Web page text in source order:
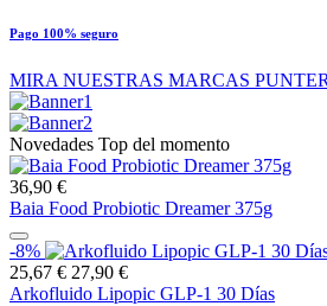
Pago 100% seguro
MIRA NUESTRAS MARCAS
Novedades Top del momento
36,90 €
Baia Food Probiotic Dreamer 375g
-8%
25,67 € 27,90 €
Arkofluido Lipopic GLP-1 30 Días